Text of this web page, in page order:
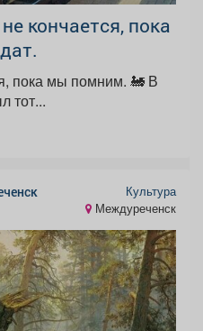
кончается, пока
мы помним. 🚂 В
тот...
Культура
Междуреченск